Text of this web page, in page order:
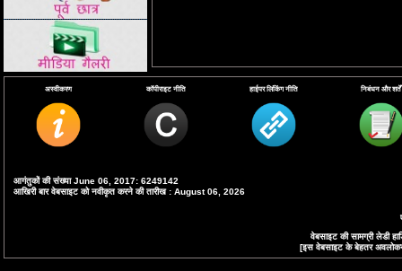
अस्वीकरण कॉपीराइट नीति हाईपर लिंकिंग नीति निबंधन और शर्तें
आगंतुकों की संख्या June 06, 2017: 6249142
आखिरी बार वेबसाइट को नवीकृत करने की तारीख : August 06, 2026
वेबसाइट की सामग्री लेडी
[इस वेबसाइट के बेहतर